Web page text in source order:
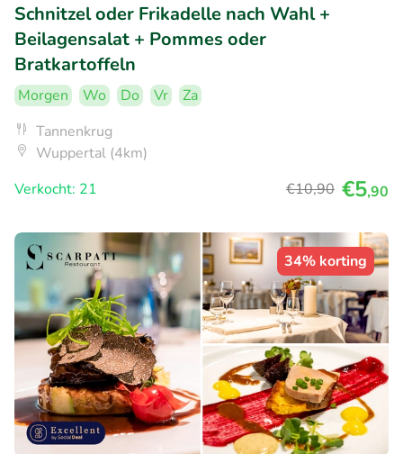
Schnitzel oder Frikadelle nach Wahl +
Beilagensalat + Pommes oder
Bratkartoffeln
Morgen Wo Do Vr
Za
Tannenkrug
Wuppertal (4km)
Verkocht: 21
€10,90 €5,90
34% korting